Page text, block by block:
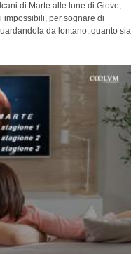
di Marte alle lune di Giove,
impossibili, per sognare di
da lontano, quanto sia